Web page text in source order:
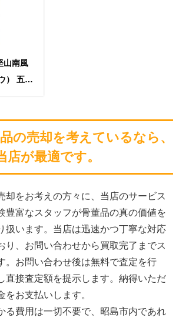
山南風
） 五位
の売却を考えているなら、
店が最適です。
却をお考えの方々に、当店のサービス
豊富なスタッフが骨董品の真の価値を
扱います。当店は迅速かつ丁寧な対応
り、お問い合わせから買取完了までス
。お問い合わせ後は無料で査定を行
直接査定額を提示します。納得いただ
をお支払いします。
る費用は一切不要で、昭島市内であれ